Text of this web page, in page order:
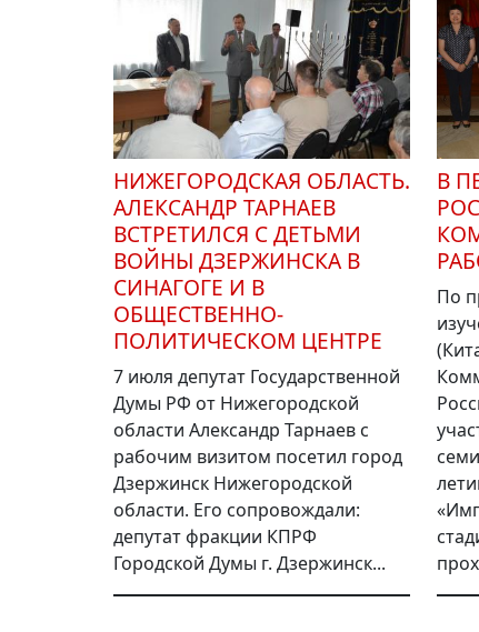
НИЖЕГОРОДСКАЯ ОБЛАСТЬ.
АЛЕКСАНДР ТАРНАЕВ
ВСТРЕТИЛСЯ С ДЕТЬМИ
ВОЙНЫ ДЗЕРЖИНСКА В
СИНАГОГЕ И В
ОБЩЕСТВЕННО-
ПОЛИТИЧЕСКОМ ЦЕНТРЕ
7 июля депутат Государственной
Думы РФ от Нижегородской
области Александр Тарнаев с
рабочим визитом посетил город
Дзержинск Нижегородской
области. Его сопровождали:
депутат фракции КПРФ
Городской Думы г. Дзержинск...
В
По